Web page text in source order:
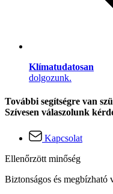
Klímatudatosan
dolgozunk.
További segítségre van
Szívesen válaszolunk
Kapcsolat
Ellenőrzött minőség
Biztonságos és megbízható